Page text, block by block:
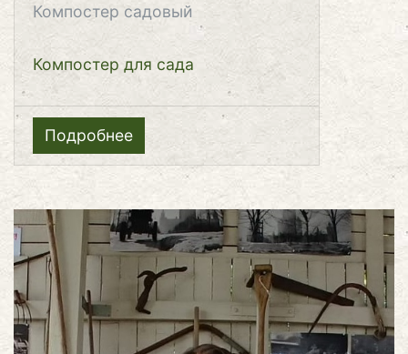
Компостер садовый
Компостер для сада
Подробнее